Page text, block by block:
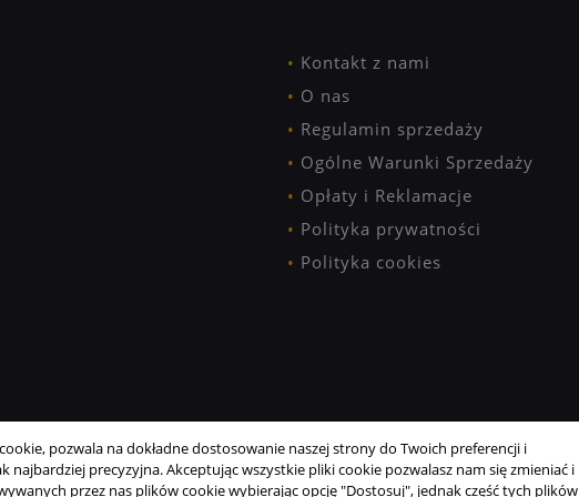
Kontakt z nami
O nas
Regulamin sprzedaży
Ogólne Warunki Sprzedaży
Opłaty i Reklamacje
Polityka prywatności
Polityka cookies
pozwala na dokładne dostosowanie naszej strony do Twoich preferencji i
najbardziej precyzyjna. Akceptując wszystkie pliki cookie pozwalasz nam się zmieniać i
przez nas plików cookie wybierając opcję "Dostosuj", jednak część tych plików